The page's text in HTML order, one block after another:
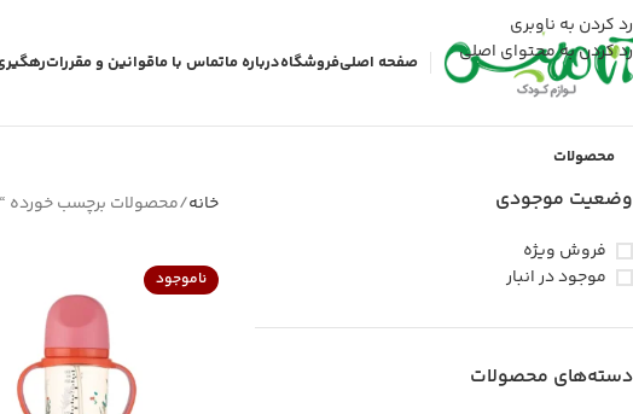
رد کردن به ناوبری
رد کردن به محتوای اصلی
صفحه اصلیفروشگاهدرباره ماتماس با ماقوانین و مقررات
محصولات
وضعیت موجودی
فروش ویژه
موجود در انبار
دسته‌های محصولات
خانه محصولات برچسب خورده
ناموجود